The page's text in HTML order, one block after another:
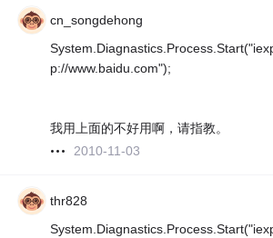
cn_songdehong
p://www.baidu.com");
我用上面的不好用啊，请指教。
2010-11-03
thr828